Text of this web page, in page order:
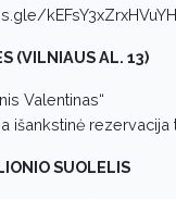
(VILNIAUS AL. 13)
Valentinas“
išankstinė
SUOLELIS